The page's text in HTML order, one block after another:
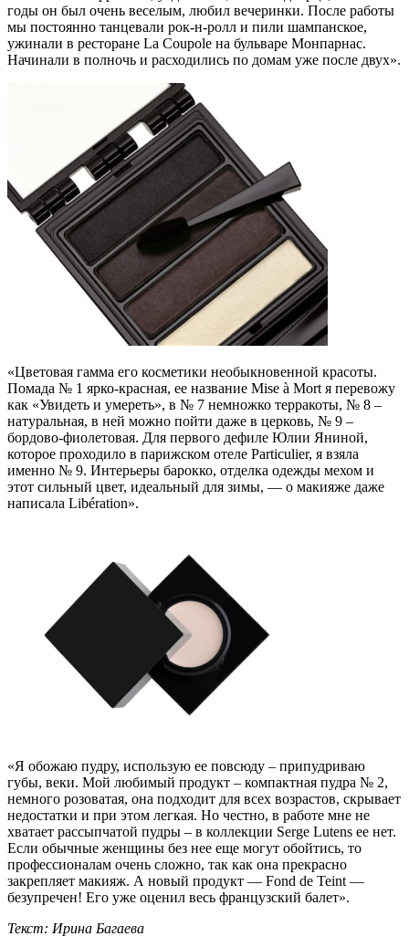
годы он был очень веселым, любил вечеринки. После работы
мы постоянно танцевали рок-н-ролл и пили шампанское,
ужинали в ресторане La Coupole на бульваре Монпарнас.
Начинали в полночь и расходились по домам уже после двух».
«Цветовая гамма его косметики необыкновенной красоты.
Помада № 1 ярко-красная, ее название Mise à Mort я перевожу
как «Увидеть и умереть», в № 7 немножко терракоты, № 8 –
натуральная, в ней можно пойти даже в церковь, № 9 –
бордово-фиолетовая. Для первого дефиле Юлии Яниной,
которое проходило в парижском отеле Particulier, я взяла
именно № 9. Интерьеры барокко, отделка одежды мехом и
этот сильный цвет, идеальный для зимы, — о макияже даже
написала Libération».
«Я обожаю пудру, использую ее повсюду – припудриваю
губы, веки. Мой любимый продукт – компактная пудра № 2,
немного розоватая, она подходит для всех возрастов, скрывает
недостатки и при этом легкая. Но честно, в работе мне не
хватает рассыпчатой пудры – в коллекции Serge Lutens ее нет.
Если обычные женщины без нее еще могут обойтись, то
профессионалам очень сложно, так как она прекрасно
закрепляет макияж. А новый продукт — Fond de Teint —
безупречен! Его уже оценил весь французский балет».
Текст: Ирина Багаева